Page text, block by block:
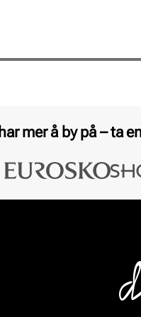
mer å by på – ta